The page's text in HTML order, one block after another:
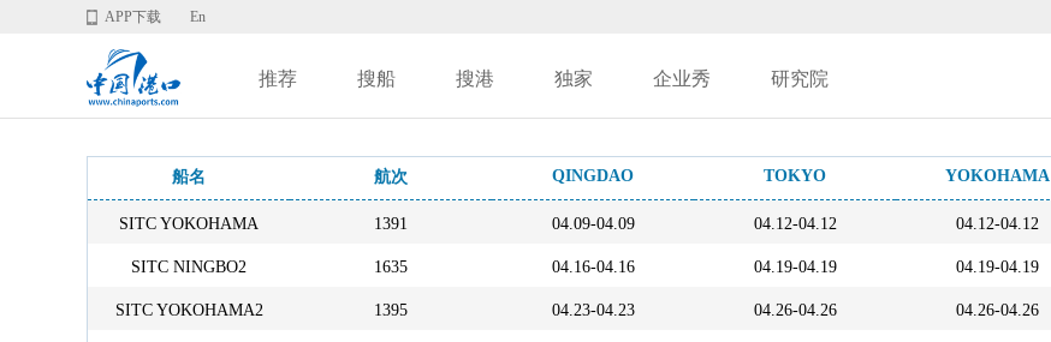
APP下载 En
推荐 搜船 搜港 独家 企业秀 研究院
船名 航次 QINGDAO TOKYO YOKOHAMA
SITC YOKOHAMA 1391 04.09-04.09 04.12-04.12 04.12-04.12
SITC NINGBO2 1635 04.16-04.16 04.19-04.19 04.19-04.19
SITC YOKOHAMA2 1395 04.23-04.23 04.26-04.26 04.26-04.26